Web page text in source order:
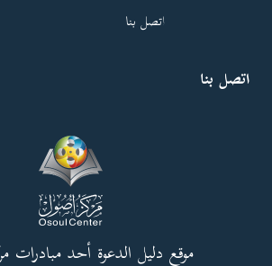
اتصل بنا
اتصل بنا
موقع دليل الدعوة أحد مبادرات